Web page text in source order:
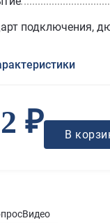
подключения,
₽ В
Видео